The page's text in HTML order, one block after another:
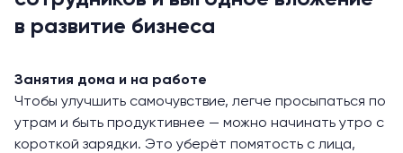
в развитие бизнеса
Занятия дома и на работе
Чтобы улучшить самочувствие, легче просыпаться по
утрам и быть продуктивнее — можно начинать утро с
короткой зарядки. Это уберёт помятость с лица,